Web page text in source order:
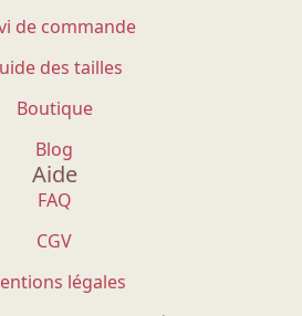
de commande
des tailles
Boutique
Blog
Aide
FAQ
CGV
légales